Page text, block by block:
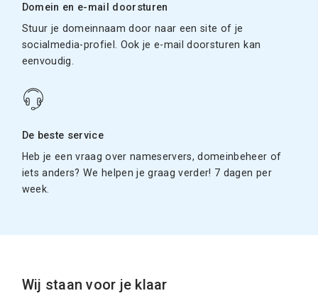
Domein en e-mail doorsturen
Stuur je domeinnaam door naar een site of je
socialmedia-profiel. Ook je e-mail doorsturen kan
eenvoudig.
De beste service
Heb je een vraag over nameservers, domeinbeheer of
iets anders? We helpen je graag verder! 7 dagen per
week.
Wij staan voor je klaar